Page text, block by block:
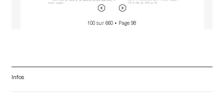
100 sur 660 • Page 98
Infos